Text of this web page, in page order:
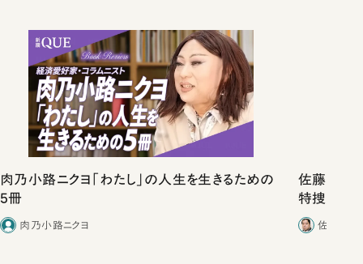
肉乃小路ニクヨ「わたし」の人生を生きるための
5冊
肉乃小路ニクヨ
佐藤優vs
特捜取調
合ったこと
佐藤優